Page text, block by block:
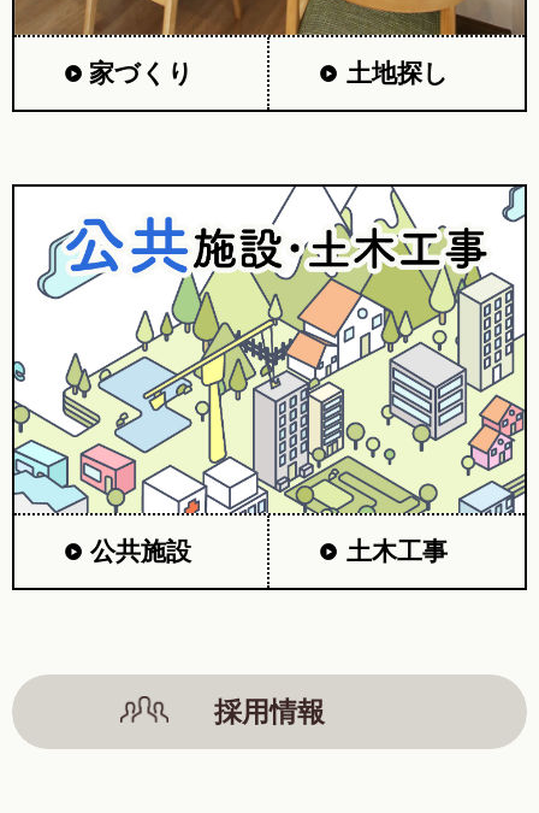
家づくり 土地探し
公共施設 土木工事
採用情報